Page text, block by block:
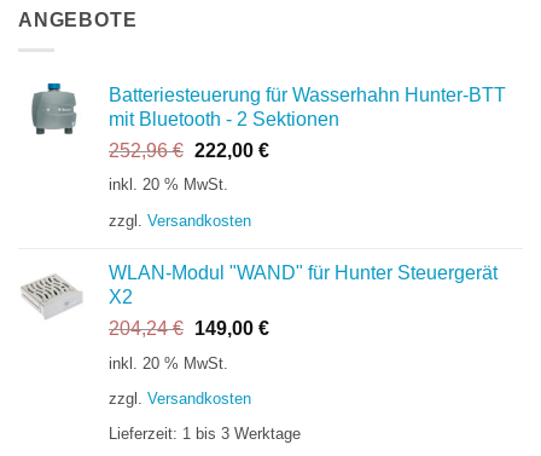
ANGEBOTE
Batteriesteuerung für Wasserhahn Hunter-BTT
mit Bluetooth - 2 Sektionen
252,96€ Ursprünglicher
Preis
252,96 €
222,00 €Aktueller
inkl. 20 % MwSt.
zzgl. Versandkosten
WLAN-Modul "WAND" für Hunter Steuergerät
X2
204,24€ Ursprünglicher
Preis
204,24 €
149,00 €Aktueller
inkl. 20 % MwSt.
zzgl. Versandkosten
Lieferzeit: 1 bis 3 Werktage